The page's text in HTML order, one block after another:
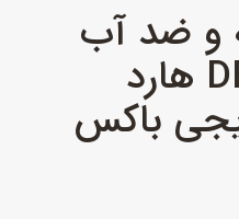
و ضد آب
مدل DB‑7311 H هارد
باکس